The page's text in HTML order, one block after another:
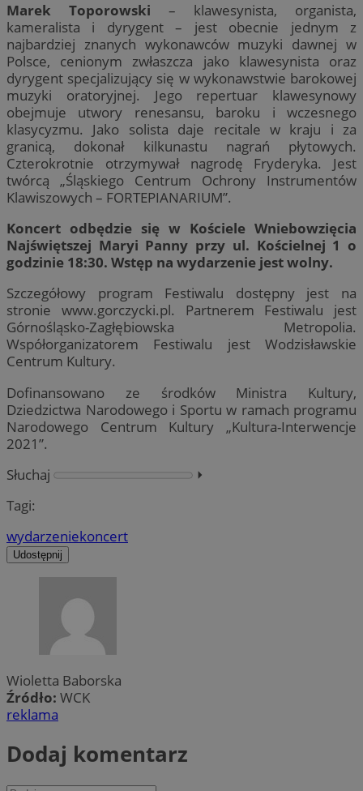
Marek Toporowski – klawesynista, organista,
kameralista i dyrygent – jest obecnie jednym z
najbardziej znanych wykonawców muzyki dawnej w
Polsce, cenionym zwłaszcza jako klawesynista oraz
dyrygent specjalizujący się w wykonawstwie barokowej
muzyki oratoryjnej. Jego repertuar klawesynowy
obejmuje utwory renesansu, baroku i wczesnego
klasycyzmu. Jako solista daje recitale w kraju i za
granicą, dokonał kilkunastu nagrań płytowych.
Czterokrotnie otrzymywał nagrodę Fryderyka. Jest
twórcą „Śląskiego Centrum Ochrony Instrumentów
Klawiszowych – FORTEPIANARIUM”.
Koncert odbędzie się w Kościele Wniebowzięcia
Najświętszej Maryi Panny przy ul. Kościelnej 1 o
godzinie 18:30. Wstęp na wydarzenie jest wolny.
Szczegółowy program Festiwalu dostępny jest na
stronie www.gorczycki.pl. Partnerem Festiwalu jest
Górnośląsko-Zagłębiowska Metropolia.
Współorganizatorem Festiwalu jest Wodzisławskie
Centrum Kultury.
Dofinansowano ze środków Ministra Kultury,
Dziedzictwa Narodowego i Sportu w ramach programu
Narodowego Centrum Kultury „Kultura-Interwencje
2021”.
Słuchaj
⏵︎
Tagi:
wydarzeniekoncert
Udostępnij
Wioletta Baborska
Źródło: WCK
reklama
Dodaj komentarz